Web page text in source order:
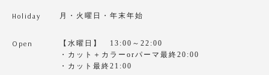
Holiday 月・火曜日・年末年始
Open
【水曜日】 13:00～22:00
・カット＋カラーorパーマ最終20:00
・カット最終21:00